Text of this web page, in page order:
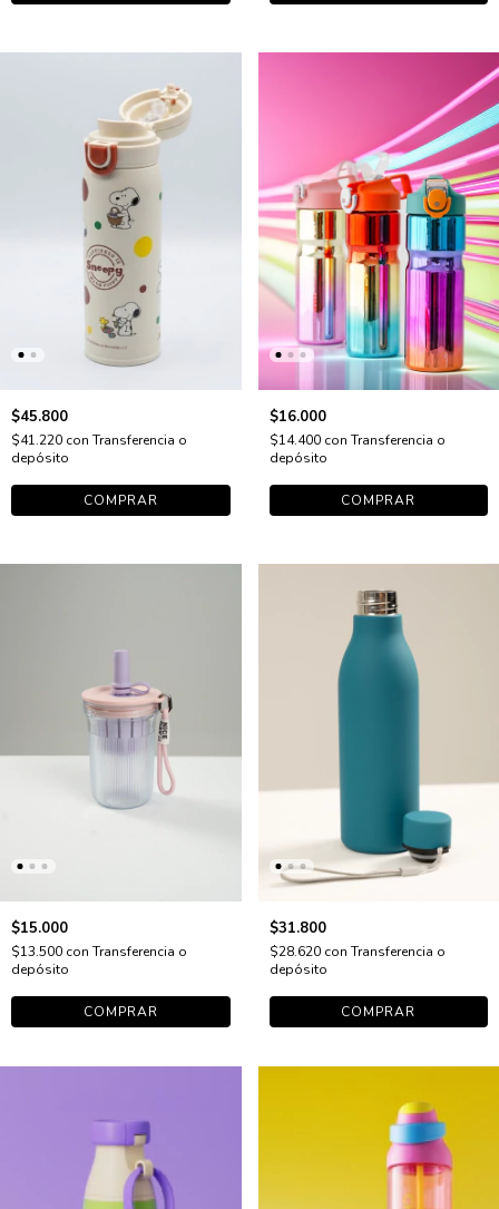
$45.800
$41.220 con Transferencia o
depósito
$16.000
$14.400 con Transferencia o
depósito
COMPRAR
$15.000
$13.500 con Transferencia o
depósito
COMPRAR
$31.800
$28.620 con Transferencia o
depósito
COMPRAR